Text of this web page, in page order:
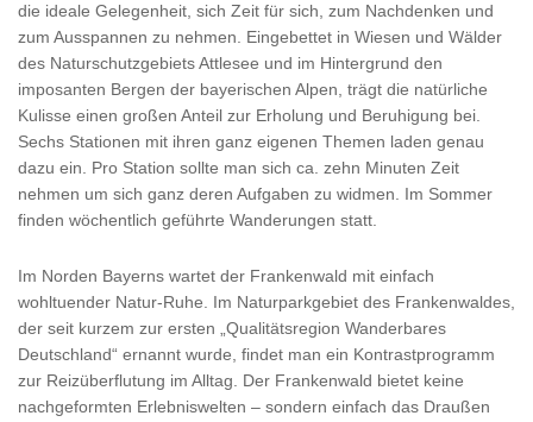
die ideale Gelegenheit, sich Zeit für sich, zum Nachdenken und
zum Ausspannen zu nehmen. Eingebettet in Wiesen und Wälder
des Naturschutzgebiets Attlesee und im Hintergrund den
imposanten Bergen der bayerischen Alpen, trägt die natürliche
Kulisse einen großen Anteil zur Erholung und Beruhigung bei.
Sechs Stationen mit ihren ganz eigenen Themen laden genau
dazu ein. Pro Station sollte man sich ca. zehn Minuten Zeit
nehmen um sich ganz deren Aufgaben zu widmen. Im Sommer
finden wöchentlich geführte Wanderungen statt.
Im Norden Bayerns wartet der Frankenwald mit einfach
wohltuender Natur-Ruhe. Im Naturparkgebiet des Frankenwaldes,
der seit kurzem zur ersten „Qualitätsregion Wanderbares
Deutschland“ ernannt wurde, findet man ein Kontrastprogramm
zur Reizüberflutung im Alltag. Der Frankenwald bietet keine
nachgeformten Erlebniswelten – sondern einfach das Draußen